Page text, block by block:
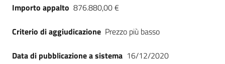
Seguici
su
Importo appalto 876.880,00 €
Criterio di aggiudicazione Prezzo più basso
Data di pubblicazione a sistema 16/12/2020